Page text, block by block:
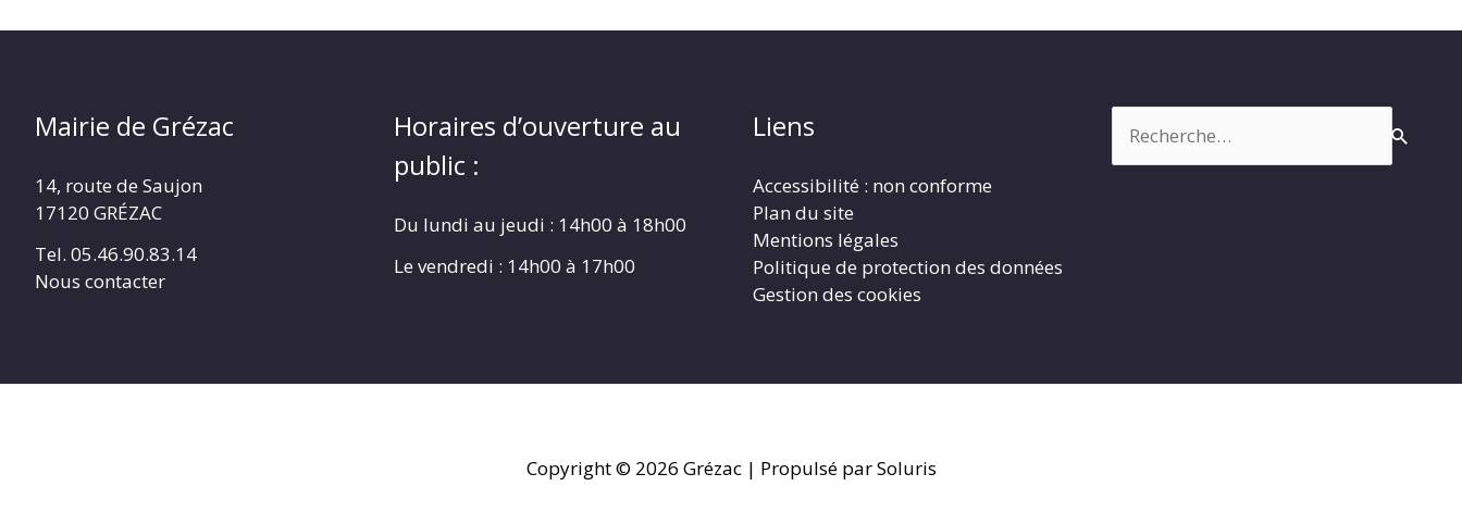
Mairie de Grézac
14, route de Saujon
17120 GRÉZAC
Tel. 05.46.90.83.14
Nous contacter
Horaires d’ouverture au
public :
Du lundi au jeudi : 14h00 à 18h00
Le vendredi : 14h00 à 17h00
Liens
Accessibilité : non conforme
Plan du site
Mentions légales
Politique de protection des données
Gestion des cookies
Copyright © 2026 Grézac| Propulsé par Soluris